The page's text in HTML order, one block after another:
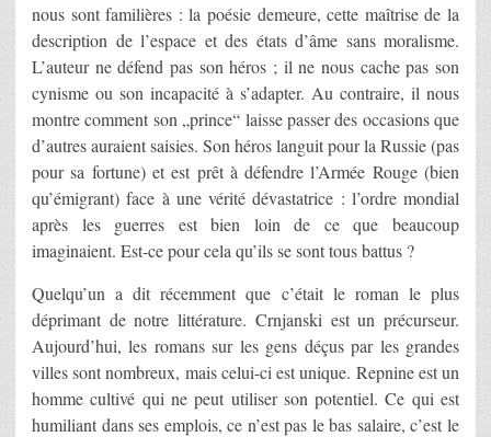
nous sont familières : la poésie demeure, cette maîtrise de la
description de l’espace et des états d’âme sans moralisme.
L’auteur ne défend pas son héros ; il ne nous cache pas son
cynisme ou son incapacité à s’adapter. Au contraire, il nous
montre comment son „prince“ laisse passer des occasions que
d’autres auraient saisies. Son héros languit pour la Russie (pas
pour sa fortune) et est prêt à défendre l’Armée Rouge (bien
qu’émigrant) face à une vérité dévastatrice : l’ordre mondial
après les guerres est bien loin de ce que beaucoup
imaginaient. Est-ce pour cela qu’ils se sont tous battus ?
Quelqu’un a dit récemment que c’était le roman le plus
déprimant de notre littérature. Crnjanski est un précurseur.
Aujourd’hui, les romans sur les gens déçus par les grandes
villes sont nombreux, mais celui-ci est unique. Repnine est un
homme cultivé qui ne peut utiliser son potentiel. Ce qui est
humiliant dans ses emplois, ce n’est pas le bas salaire, c’est le